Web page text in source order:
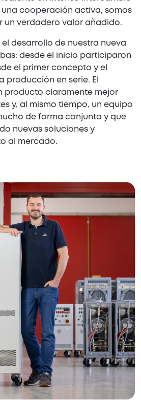
cooperación activa, somos
un verdadero valor añadido.
desarrollo de nuestra nueva
desde el inicio participaron
el primer concepto y el
en serie. El
producto claramente mejor
y, al mismo tiempo, un equipo
de forma conjunta y que
nuevas soluciones y
al mercado.